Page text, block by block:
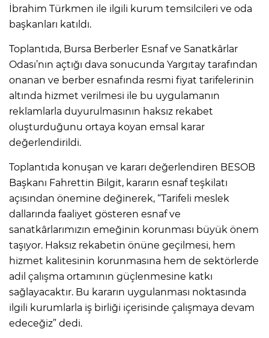
İbrahim Türkmen ile ilgili kurum temsilcileri ve oda
başkanları katıldı.
Toplantıda, Bursa Berberler Esnaf ve Sanatkârlar
Odası’nın açtığı dava sonucunda Yargıtay tarafından
onanan ve berber esnafında resmi fiyat tarifelerinin
altında hizmet verilmesi ile bu uygulamanın
reklamlarla duyurulmasının haksız rekabet
oluşturduğunu ortaya koyan emsal karar
değerlendirildi.
Toplantıda konuşan ve kararı değerlendiren BESOB
Başkanı Fahrettin Bilgit, kararın esnaf teşkilatı
açısından önemine değinerek, “Tarifeli meslek
dallarında faaliyet gösteren esnaf ve
sanatkârlarımızın emeğinin korunması büyük önem
taşıyor. Haksız rekabetin önüne geçilmesi, hem
hizmet kalitesinin korunmasına hem de sektörlerde
adil çalışma ortamının güçlenmesine katkı
sağlayacaktır. Bu kararın uygulanması noktasında
ilgili kurumlarla iş birliği içerisinde çalışmaya devam
edeceğiz” dedi.